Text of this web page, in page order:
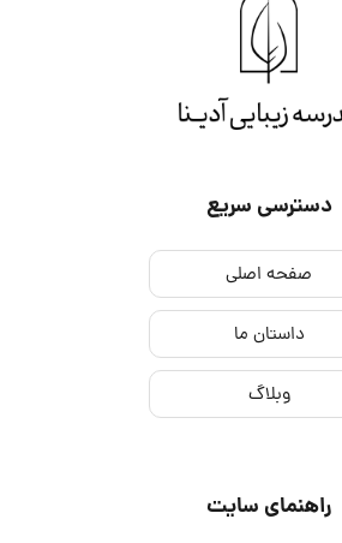
دسترسی سریع
صفحه اصلی
داستان ما
وبلاگ
راهنمای سایت